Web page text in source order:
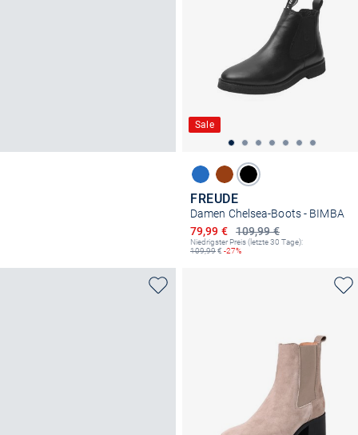
Sale
FREUDE
Damen Chelsea-Boots - BIMBA
109,99 €
Ermäßigter Preis
79,99 €
Niedrigster Preis (letzte 30 Tage):
109,99€ -27%